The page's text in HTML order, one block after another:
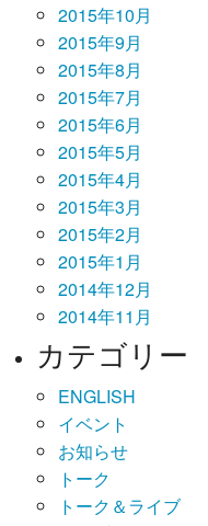
2015年10月
2015年9月
2015年8月
2015年7月
2015年6月
2015年5月
2015年4月
2015年3月
2015年2月
2015年1月
2014年12月
2014年11月
カテゴリー
ENGLISH
イベント
お知らせ
トーク
トーク＆ライブ